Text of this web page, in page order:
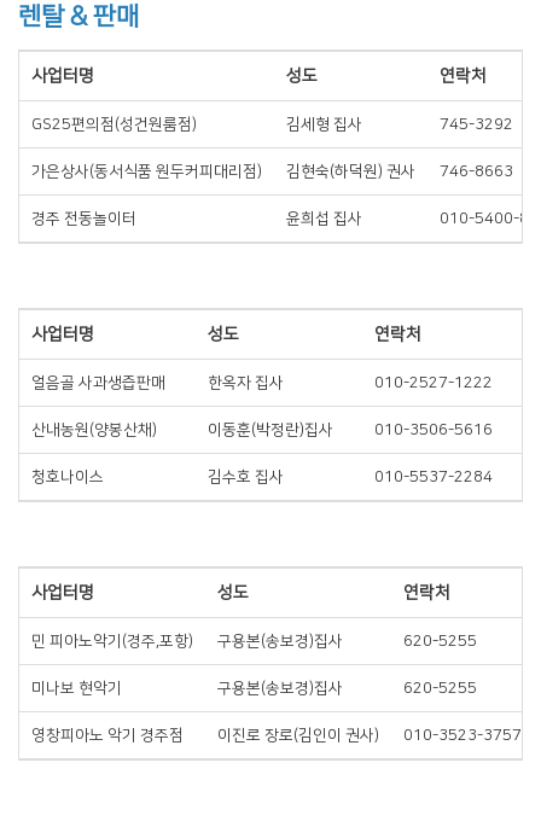
렌탈 & 판매
사업터명 성도 연락처
GS25편의점(성건원룸점) 김세형 집사 745-3292
가은상사(동서식품 원두커피대리점) 김현숙(하덕원) 권사 746-8663
경주 전동놀이터 윤희섭 집사 010-5400-
사업터명 성도 연락처
얼음골 사과생즙판매 한옥자 집사 010-2527-1222
산내농원(양봉산채) 이동훈(박정란)집사 010-3506-5616
청호나이스 김수호 집사 010-5537-2284
사업터명 성도 연락처
민 피아노악기(경주,포항) 구용본(송보경)집사 620-5255
미나보 현악기 구용본(송보경)집사 620-5255
영창피아노 악기 경주점 이진로 장로(김인이 권사) 010-3523-3757